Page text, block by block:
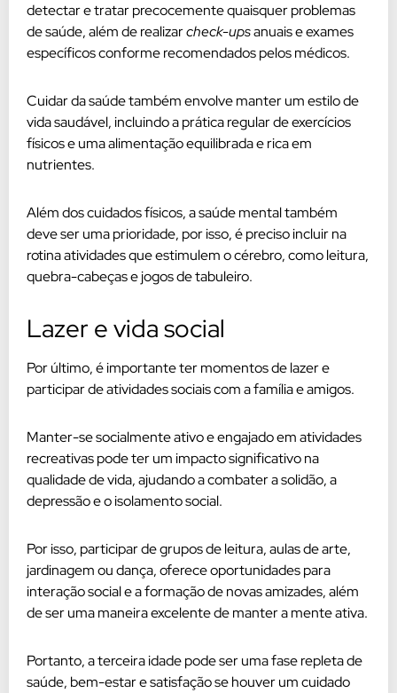
detectar e tratar precocemente quaisquer problemas
de saúde, além de realizarcheck-upsanuais e exames
específicos conforme recomendados pelos médicos.
Cuidar da saúde também envolve manter um estilo de
vida saudável, incluindo a prática regular de exercícios
físicos e uma alimentação equilibrada e rica em
nutrientes.
Além dos cuidados físicos, a saúde mental também
deve ser uma prioridade, por isso, é preciso incluir na
rotina atividades que estimulem o cérebro, como leitura,
quebra-cabeças e jogos de tabuleiro.
Lazer e vida social
Por último, é importante ter momentos de lazer e
participar de atividades sociais com a família e amigos.
Manter-se socialmente ativo e engajado em atividades
recreativas pode ter um impacto significativo na
qualidade de vida, ajudando a combater a solidão, a
depressão e o isolamento social.
Por isso, participar de grupos de leitura, aulas de arte,
jardinagem ou dança, oferece oportunidades para
interação social e a formação de novas amizades, além
de ser uma maneira excelente de manter a mente ativa.
Portanto, a terceira idade pode ser uma fase repleta de
saúde, bem-estar e satisfação se houver um cuidado